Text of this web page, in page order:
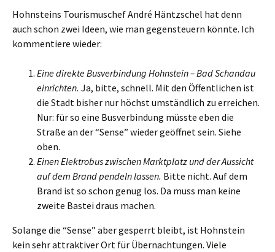
Hohnsteins Tourismuschef André Häntzschel hat denn
auch schon zwei Ideen, wie man gegensteuern könnte. Ich
kommentiere wieder:
Eine direkte Busverbindung Hohnstein – Bad Schandau
einrichten. Ja, bitte, schnell. Mit den Öffentlichen ist
die Stadt bisher nur höchst umständlich zu erreichen.
Nur: für so eine Busverbindung müsste eben die
Straße an der “Sense” wieder geöffnet sein. Siehe
oben.
Einen Elektrobus zwischen Marktplatz und der Aussicht
auf dem Brand pendeln lassen. Bitte nicht. Auf dem
Brand ist so schon genug los. Da muss man keine
zweite Bastei draus machen.
Solange die “Sense” aber gesperrt bleibt, ist Hohnstein
kein sehr attraktiver Ort für Übernachtungen. Viele